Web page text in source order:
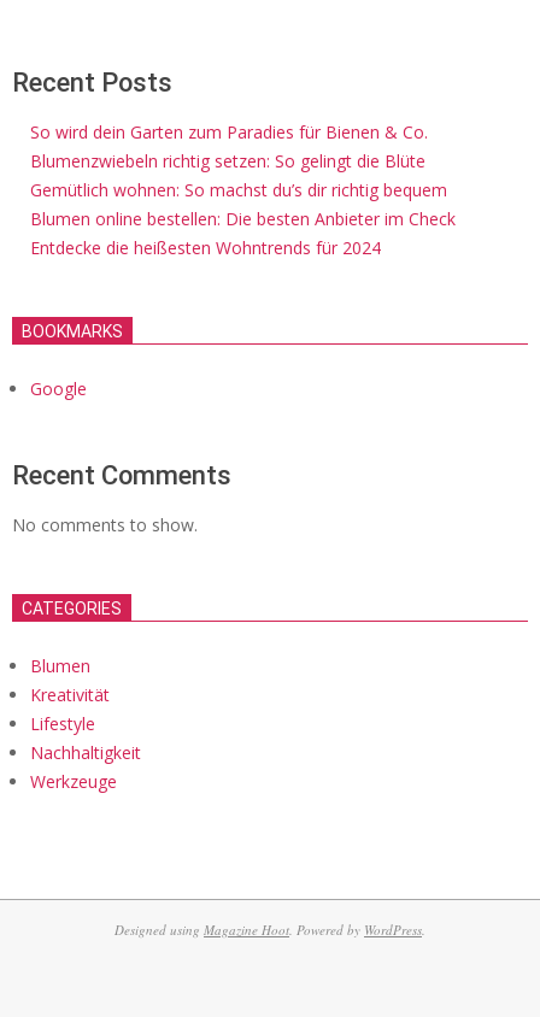
Recent Posts
So wird dein Garten zum Paradies für Bienen & Co.
Blumenzwiebeln richtig setzen: So gelingt die Blüte
Gemütlich wohnen: So machst du’s dir richtig bequem
Blumen online bestellen: Die besten Anbieter im Check
Entdecke die heißesten Wohntrends für 2024
BOOKMARKS
Google
Recent Comments
No comments to show.
CATEGORIES
Blumen
Kreativität
Lifestyle
Nachhaltigkeit
Werkzeuge
Designed using Magazine Hoot. Powered by WordPress.